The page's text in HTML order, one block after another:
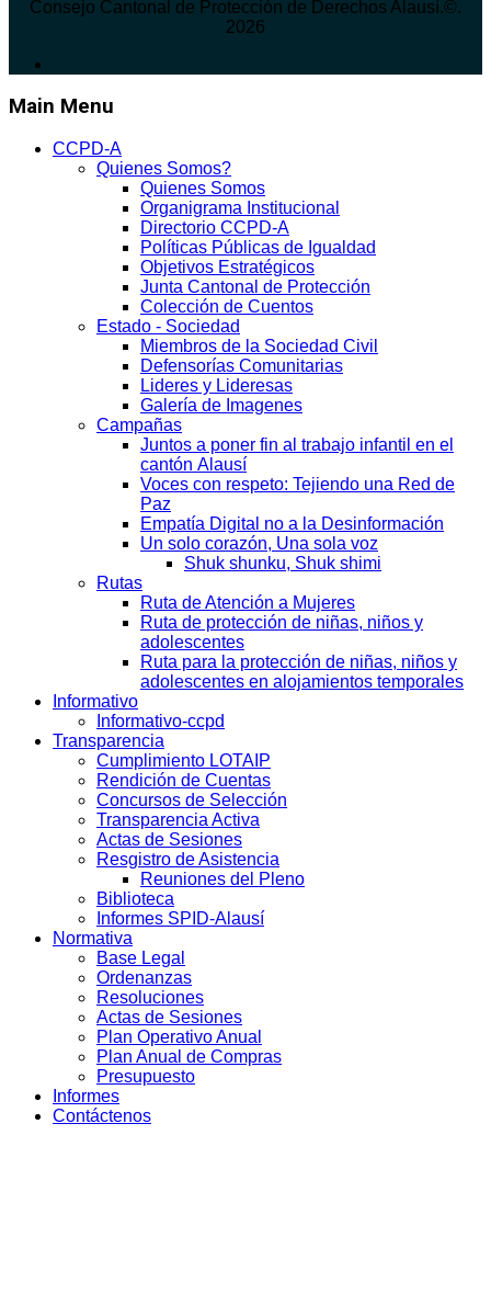
Consejo Cantonal de Protección de Derechos Alausí.©.
2026
Main Menu
CCPD-A
Quienes Somos?
Quienes Somos
Organigrama Institucional
Directorio CCPD-A
Políticas Públicas de Igualdad
Objetivos Estratégicos
Junta Cantonal de Protección
Colección de Cuentos
Estado - Sociedad
Miembros de la Sociedad Civil
Defensorías Comunitarias
Lideres y Lideresas
Galería de Imagenes
Campañas
Juntos a poner fin al trabajo infantil en el
cantón Alausí
Voces con respeto: Tejiendo una Red de
Paz
Empatía Digital no a la Desinformación
Un solo corazón, Una sola voz
Shuk shunku, Shuk shimi
Rutas
Ruta de Atención a Mujeres
Ruta de protección de niñas, niños y
adolescentes
Ruta para la protección de niñas, niños y
adolescentes en alojamientos temporales
Informativo
Informativo-ccpd
Transparencia
Cumplimiento LOTAIP
Rendición de Cuentas
Concursos de Selección
Transparencia Activa
Actas de Sesiones
Resgistro de Asistencia
Reuniones del Pleno
Biblioteca
Informes SPID-Alausí
Normativa
Base Legal
Ordenanzas
Resoluciones
Actas de Sesiones
Plan Operativo Anual
Plan Anual de Compras
Presupuesto
Informes
Contáctenos